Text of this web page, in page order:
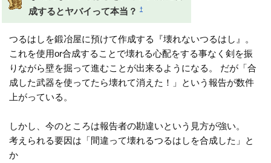
成するとヤバイって本当？
†
つるはしを鍛冶屋に預けて作成する『壊れないつるはし』。
これを使用or合成することで壊れる心配をする事なく剣を振
りながら壁を掘って進むことが出来るようになる。 だが「合
成した武器を使ってたら壊れて消えた！」という報告が数件
上がっている。
しかし、今のところは報告者の勘違いという見方が強い。
考えられる要因は「間違って壊れるつるはしを合成した」と
か